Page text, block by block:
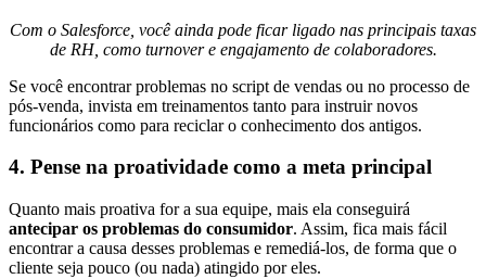
Com o Salesforce, você ainda pode ficar ligado nas principais taxas
de RH, como turnover e engajamento de colaboradores.
Se você encontrar problemas no script de vendas ou no processo de
pós-venda, invista em treinamentos tanto para instruir novos
funcionários como para reciclar o conhecimento dos antigos.
4. Pense na proatividade como a meta principal
Quanto mais proativa for a sua equipe, mais ela conseguirá
antecipar os problemas do consumidor. Assim, fica mais fácil
encontrar a causa desses problemas e remediá-los, de forma que o
cliente seja pouco (ou nada) atingido por eles.